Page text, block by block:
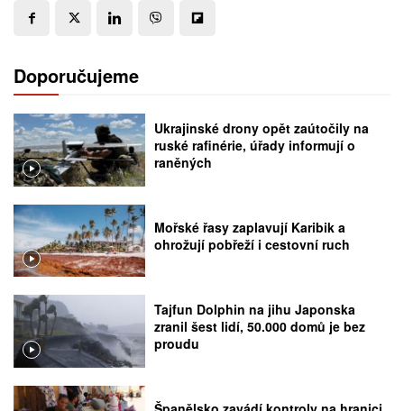
Doporučujeme
Ukrajinské drony opět zaútočily na
ruské rafinérie, úřady informují o
raněných
Mořské řasy zaplavují Karibik a
ohrožují pobřeží i cestovní ruch
Tajfun Dolphin na jihu Japonska
zranil šest lidí, 50.000 domů je bez
proudu